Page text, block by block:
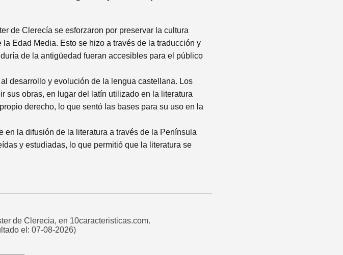
de Clerecía se esforzaron por preservar la cultura
Edad Media. Esto se hizo a través de la traducción y
de la antigüedad fueran accesibles para el público
desarrollo y evolución de la lengua castellana. Los
sus obras, en lugar del latín utilizado en la literatura
derecho, lo que sentó las bases para su uso en la
en la difusión de la literatura a través de la Península
y estudiadas, lo que permitió que la literatura se
de Clerecia, en 10caracteristicas.com.
el: 07-08-2026)